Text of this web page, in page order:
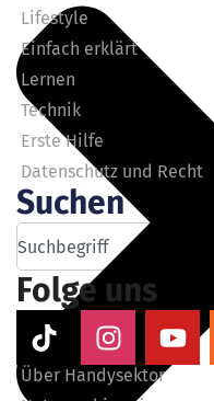
Lifestyle
Einfach erklärt
Lernen
Technik
Erste Hilfe
Datenschutz und Recht
Suchen
Folge uns
Über Handysektor